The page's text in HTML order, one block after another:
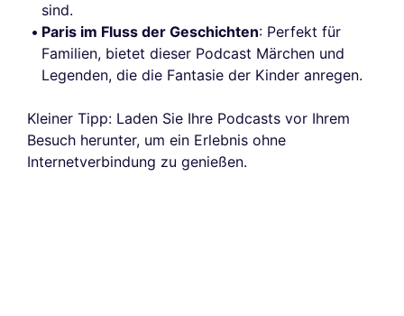
sind.
Paris im Fluss der Geschichten: Perfekt für
Familien, bietet dieser Podcast Märchen und
Legenden, die die Fantasie der Kinder anregen.
Kleiner Tipp: Laden Sie Ihre Podcasts vor Ihrem
Besuch herunter, um ein Erlebnis ohne
Internetverbindung zu genießen.